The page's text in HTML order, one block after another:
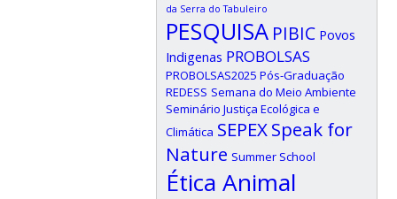
da Serra do Tabuleiro
PESQUISA PIBIC Povos
Indigenas PROBOLSAS
PROBOLSAS2025 Pós-Graduação
REDESS Semana do Meio Ambiente
Seminário Justiça Ecológica e
Climática SEPEXSpeak for
Nature Summer School
Ética Animal